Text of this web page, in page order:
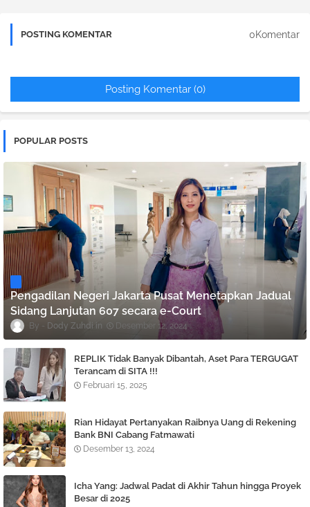
POSTING KOMENTAR 0Komentar
Posting Komentar (0)
POPULAR POSTS
Pengadilan Negeri Jakarta Pusat Menetapkan Jadual
Sidang Lanjutan 607 secara e-Court
Dody Zuhdi Desember 12, 2024
REPLIK Tidak Banyak Dibantah, Aset Para TERGUGAT
Terancam di SITA !!!
Februari 15, 2025
Rian Hidayat Pertanyakan Raibnya Uang di Rekening
Bank BNI Cabang Fatmawati
Desember 13, 2024
Icha Yang: Jadwal Padat di Akhir Tahun hingga Proyek
Besar di 2025